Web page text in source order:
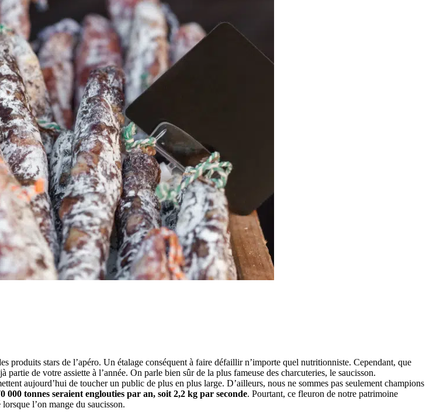
stars de l’apéro. Un étalage conséquent à faire défaillir n’importe quel nutritionniste. Cependant, que
de votre assiette à l’année. On parle bien sûr de la plus fameuse des charcuteries, le saucisson.
aujourd’hui de toucher un public de plus en plus large. D’ailleurs, nous ne sommes pas seulement champions
000 tonnes seraient englouties par an, soit 2,2 kg par seconde. Pourtant, ce fleuron de notre patrimoine
l’on mange du saucisson.